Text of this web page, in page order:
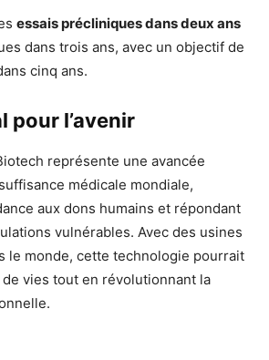
essais précliniques dans deux ans
dans trois ans, avec un objectif de
cinq ans.
pour l’avenir
représente une avancée
médicale mondiale,
aux dons humains et répondant
vulnérables. Avec des usines
le monde, cette technologie pourrait
vies tout en révolutionnant la